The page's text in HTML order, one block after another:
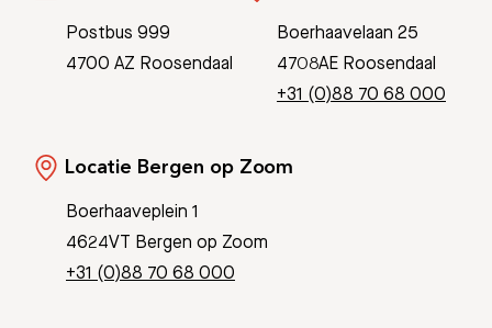
Postbus 999
4700 AZ Roosendaal
Boerhaavelaan 25
4708AE Roosendaal
+31 (0)88 70 68 000
Locatie Bergen op Zoom
Boerhaaveplein 1
4624VT Bergen op Zoom
+31 (0)88 70 68 000